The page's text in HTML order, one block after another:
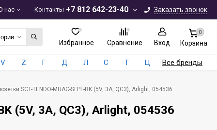
+7 812 642-23-40 Заказать звонок
нас Контакты
Избранное Сравнение Вход
0
Корзина
V Z Г Д Л С Т Ц Все бренды
SCT-TENDO-MUAC-SFPL-BK (5V, 3A, QC3), Arlight, 054536
(5V, 3A, QC3), Arlight, 054536